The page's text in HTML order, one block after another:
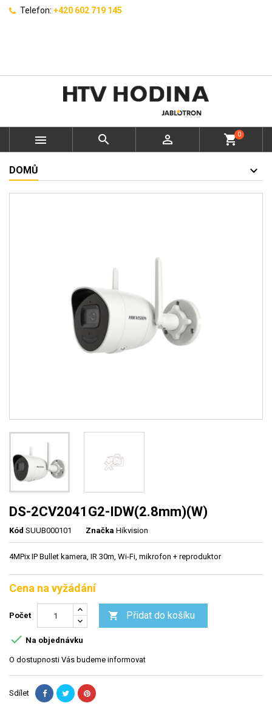
Telefon: +420 602 719 145
   shopping_cart0
DOMŮ
DS-2CV2041G2-IDW(2.8mm)(W)
Kód SUUB000101 Značka Hikvision
4MPix IP Bullet kamera, IR 30m, Wi-Fi, mikrofon + reproduktor
Cena na vyžádání
Počet  Přidat do košíku
 Na objednávku
O dostupnosti Vás budeme informovat
Sdílet